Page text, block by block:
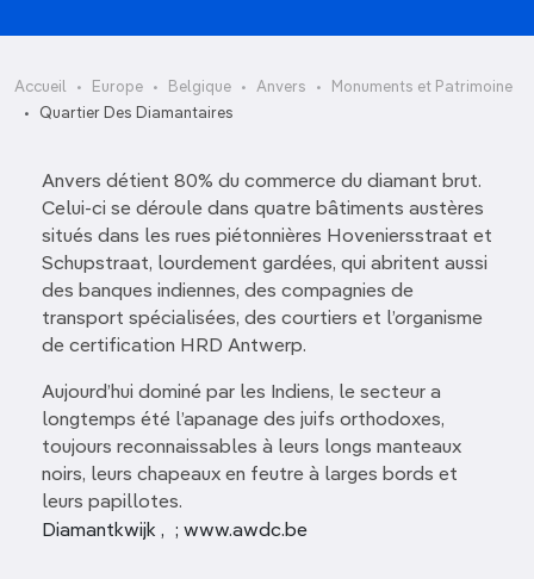
Accueil Europe Belgique Anvers
Monuments et Patrimoine
Quartier Des Diamantaires
Anvers détient 80% du commerce du diamant brut.
Celui-ci se déroule dans quatre bâtiments austères
situés dans les rues piétonnières Hoveniersstraat et
Schupstraat, lourdement gardées, qui abritent aussi
des banques indiennes, des compagnies de
transport spécialisées, des courtiers et l’organisme
de certification HRD Antwerp.
Aujourd’hui dominé par les Indiens, le secteur a
longtemps été l’apanage des juifs orthodoxes,
toujours reconnaissables à leurs longs manteaux
noirs, leurs chapeaux en feutre à larges bords et
leurs papillotes.
Diamantkwijk , ; www.awdc.be